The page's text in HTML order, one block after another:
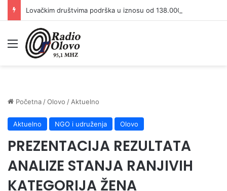
Lovačkim društvima podrška u iznosu od 138.000 KM
Meni
Početna /Olovo / Aktuelno
Aktuelno NGO i udruženja Olovo
PREZENTACIJA REZULTATA
ANALIZE STANJA RANJIVIH
KATEGORIJA ŽENA